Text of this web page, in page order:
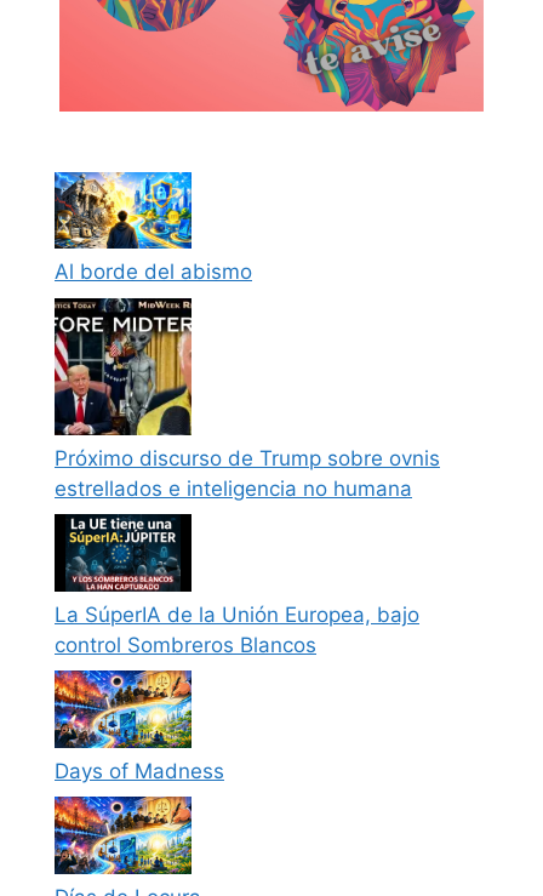
Al borde del abismo
Próximo discurso de Trump sobre ovnis
estrellados e inteligencia no humana
La SúperIA de la Unión Europea, bajo
control Sombreros Blancos
Days of Madness